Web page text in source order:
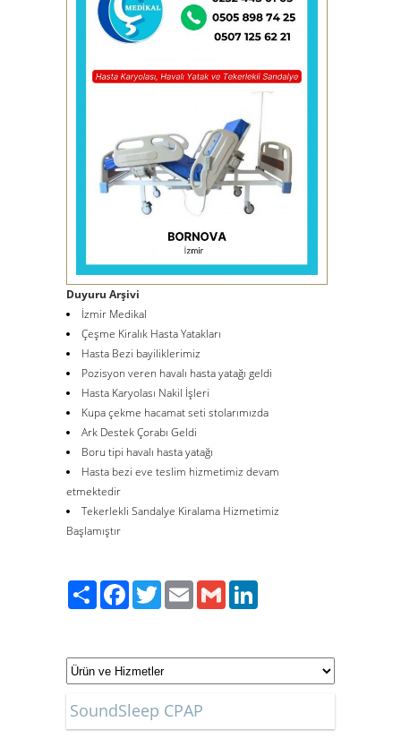
Duyuru Arşivi
İzmir Medikal
Çeşme Kiralık Hasta Yatakları
Hasta Bezi bayiliklerimiz
Pozisyon veren havalı hasta yatağı geldi
Hasta Karyolası Nakil İşleri
Kupa çekme hacamat seti stolarımızda
Ark Destek Çorabı Geldi
Boru tipi havalı hasta yatağı
Hasta bezi eve teslim hizmetimiz devam
etmektedir
Tekerlekli Sandalye Kiralama Hizmetimiz
Başlamıştır
PaylaşFacebook
TwitterEmailGmail
SoundSleep CPAP